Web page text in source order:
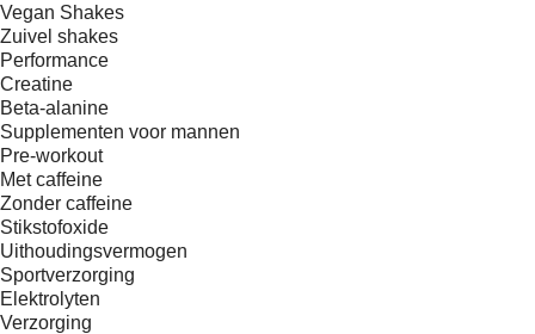
Vegan Shakes
Zuivel shakes
Performance
Creatine
Beta-alanine
Supplementen voor mannen
Pre-workout
Met caffeine
Zonder caffeine
Stikstofoxide
Uithoudingsvermogen
Sportverzorging
Elektrolyten
Verzorging